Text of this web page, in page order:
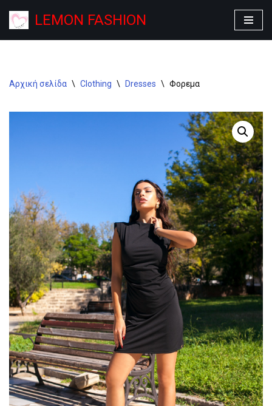
Μεταπηδήστε
LEMON FASHION
Αρχική σελίδα \ Clothing \ Dresses \ Φορεμα